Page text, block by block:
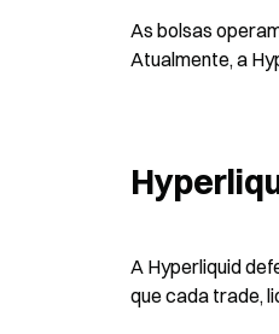
As bolsas
Atualmente, a
A Hyperliquid
que cada trade,